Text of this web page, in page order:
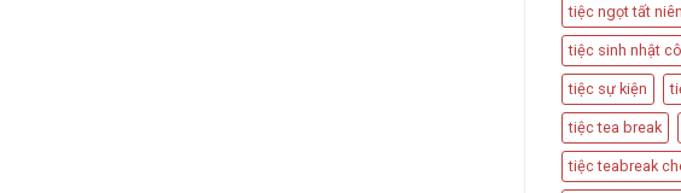
tiệc ngọt tất niên
tiệc sinh nhật
tiệc sự kiện
tiệc tea break
tiệc teabreak